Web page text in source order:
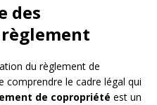
des
du règlement de
comprendre le cadre légal qui
de copropriété est un